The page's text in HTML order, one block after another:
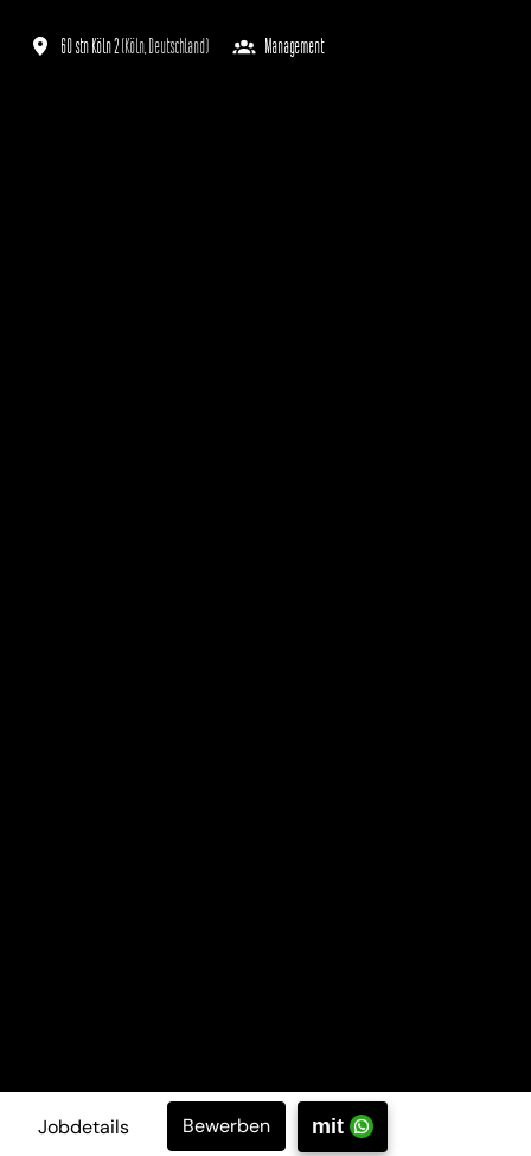
60 stn Köln 2(Köln Deutschland) Management
Jobdetails Bewerben mit